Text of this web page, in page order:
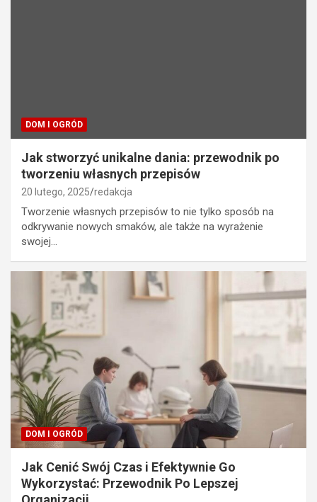
DOM I OGRÓD
Jak stworzyć unikalne dania: przewodnik po
tworzeniu własnych przepisów
20 lutego, 2025 redakcja
Tworzenie własnych przepisów to nie tylko sposób na
odkrywanie nowych smaków, ale także na wyrażenie
swojej…
DOM I OGRÓD
Jak Cenić Swój Czas i Efektywnie Go
Wykorzystać: Przewodnik Po Lepszej